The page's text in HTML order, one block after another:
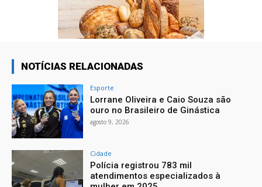
NOTÍCIAS RELACIONADAS
Esporte
Lorrane Oliveira e Caio Souza são
ouro no Brasileiro de Ginástica
agosto 9, 2026
Cidade
Polícia registrou 783 mil
atendimentos especializados à